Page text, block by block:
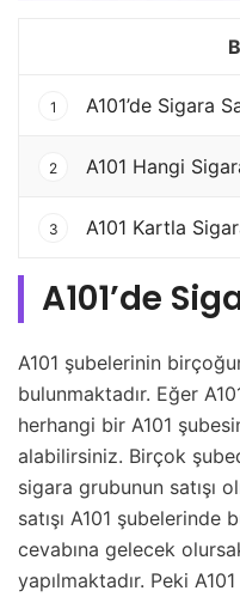
1 A101’de Sigara
2 A101 Hangi
3 A101 Kartla
A101’de
A101 şubelerinin
bulunmaktadır. Eğer
herhangi bir A101
alabilirsiniz. Birçok
sigara grubunun satışı
satışı A101 şubelerinde
cevabına gelecek
yapılmaktadır. Peki